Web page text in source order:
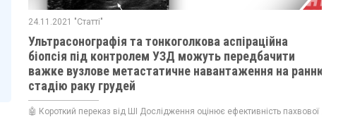
24.11.2021 "Статті"
Ультрасонографія та тонкоголкова аспіраційна
біопсія під контролем УЗД можуть передбачити
важке вузлове метастатичне навантаження на ранню
стадію раку грудей
🤖 Короткий переказ від ШІ Дослідження оцінює ефективність пахвової ...